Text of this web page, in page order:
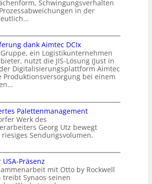
Schwingungsverhalten
in der
dank Aimtec DCIx
Gruppe, ein Logistikunternehmen
nutzt die JIS-Lösung (Just in
Digitalisierungsplattform Aimtec
Produktionsversorgung bei einem
Palettenmanagement
Werk des
Georg Utz bewegt
Sendungsvolumen.
Präsenz
mit Otto by Rockwell
Synaos seinen